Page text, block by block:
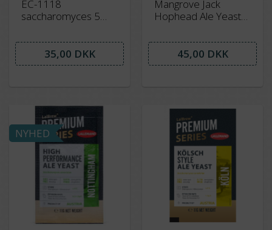
EC-1118
saccharomyces 5
øl for høj alkohol
35,00 DKK
Mangrove Jack
Hophead Ale Yeast
45,00 DKK
NYHED